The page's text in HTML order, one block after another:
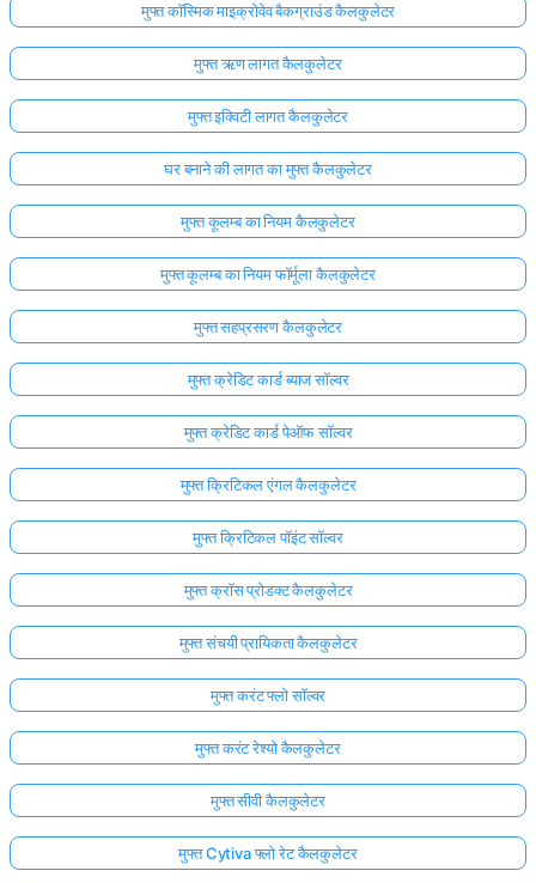
मुफ्त कॉस्मिक माइक्रोवेव बैकग्राउंड कैलकुलेटर
मुफ्त ऋण लागत कैलकुलेटर
मुफ्त इक्विटी लागत कैलकुलेटर
घर बनाने की लागत का मुफ्त कैलकुलेटर
मुफ्त कूलम्ब का नियम कैलकुलेटर
मुफ्त कूलम्ब का नियम फॉर्मूला कैलकुलेटर
मुफ्त सहप्रसरण कैलकुलेटर
मुफ्त क्रेडिट कार्ड ब्याज सॉल्वर
मुफ्त क्रेडिट कार्ड पेऑफ सॉल्वर
मुफ्त क्रिटिकल एंगल कैलकुलेटर
मुफ्त क्रिटिकल पॉइंट सॉल्वर
मुफ्त क्रॉस प्रोडक्ट कैलकुलेटर
मुफ्त संचयी प्रायिकता कैलकुलेटर
मुफ्त करंट फ्लो सॉल्वर
मुफ्त करंट रेश्यो कैलकुलेटर
मुफ्त सीवी कैलकुलेटर
मुफ्त Cytiva फ्लो रेट कैलकुलेटर